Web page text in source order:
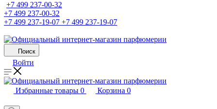
+7 499 237-00-32
+7 499 237-00-32
+7 499 237-19-07 +7 499 237-19-07
Поиск
Войти
Избранные товары 0 Корзина 0